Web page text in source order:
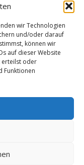
wir Technologien
und/oder darauf
können wir
auf dieser Website
erteilst oder
Funktionen
ZeroGravityby